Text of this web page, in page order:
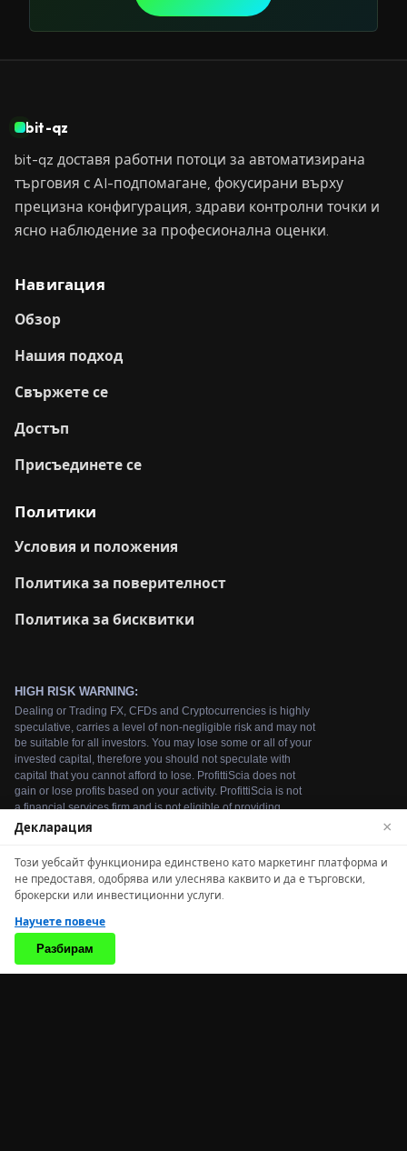
bit-qz
bit-qz доставя работни потоци за автоматизирана
търговия с AI-подпомагане, фокусирани върху
прецизна конфигурация, здрави контролни точки и
ясно наблюдение за професионална оценки.
Навигация
Обзор
Нашия подход
Свържете се
Достъп
Присъединете се
Политики
Условия и положения
Политика за поверителност
Политика за бисквитки
We use cookies to enhance your browsing experience. By
continuing to use our website, you agree to our use of
cookies. See our
Accept
Декларация ×
Този уебсайт функционира единствено като маркетинг платформа и
не предоставя, одобрява или улеснява каквито и да е търговски,
брокерски или инвестиционни услуги.
Научете повече
Разбирам